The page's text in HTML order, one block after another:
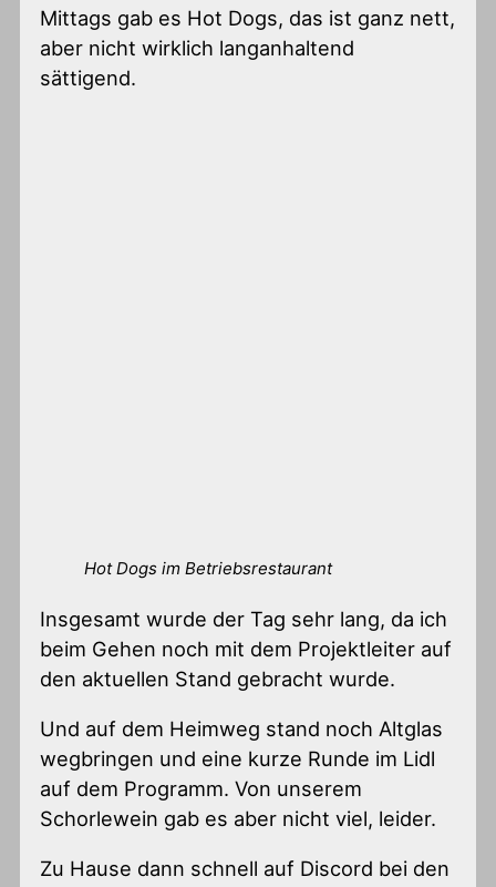
Mittags gab es Hot Dogs, das ist ganz nett,
aber nicht wirklich langanhaltend
sättigend.
Hot Dogs im Betriebsrestaurant
Insgesamt wurde der Tag sehr lang, da ich
beim Gehen noch mit dem Projektleiter auf
den aktuellen Stand gebracht wurde.
Und auf dem Heimweg stand noch Altglas
wegbringen und eine kurze Runde im Lidl
auf dem Programm. Von unserem
Schorlewein gab es aber nicht viel, leider.
Zu Hause dann schnell auf Discord bei den